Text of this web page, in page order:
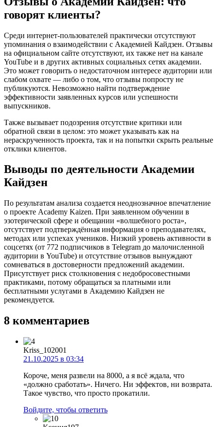
говорят клиенты?
Среди интернет-пользователей практически отсутствуют
упоминания о взаимодействии с Академией Кайдзен. Отзывы
на официальном сайте отсутствуют, их также нет на канале
YouTube и в других активных социальных сетях академии.
Это может говорить о недостаточном интересе аудитории или
слабом охвате — либо о том, что отзывы попросту не
публикуются. Невозможно найти подтверждение
эффективности заявленных курсов или успешности
выпускников.
Также вызывает подозрения отсутствие критики или
обратной связи в целом: это может указывать как на
нераскрученность проекта, так и на попытки скрыть реальные
отклики клиентов.
Выводы по деятельности Академии
Кайдзен
По результатам анализа создается неоднозначное впечатление
о проекте Academy Kaizen. При заявленном обучении в
эзотерической сфере и обещании «волшебного роста»,
отсутствует подтверждённая информация о преподавателях,
методах или успехах учеников. Низкий уровень активности в
соцсетях (от 772 подписчиков в Telegram до малочисленной
аудитории в YouTube) и отсутствие отзывов вынуждают
сомневаться в достоверности предложений академии.
Присутствует риск столкновения с недобросовестными
практиками, потому обращаться за платными или
бесплатными услугами в Академию Кайдзен не
рекомендуется.
8 комментариев
Kriss_102001
21.10.2025 в 03:34
Короче, меня развели на 8000, а я всё ждала, что
«должно сработать». Ничего. Ни эффектов, ни возврата.
Такое чувство, что просто прокатили.
Войдите, чтобы ответить